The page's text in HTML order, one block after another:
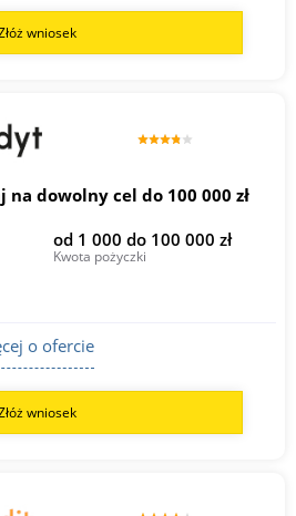
wniosek
dowolny cel do 100 000 zł
od 1 000 do 100 000 zł
Kwota pożyczki
o ofercie
wniosek